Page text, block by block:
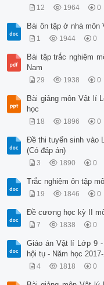
12 1964 0
Bài ôn tập ở nhà
1 1944 0
Bài tập trắc nghiệm
Nam
29 1938 0
Bài giảng môn Vật lí
học
18 1896 0
Đề thi tuyển sinh vào
(Có đáp án)
3 1890 0
Trắc nghiệm ôn tập
19 1846 0
Đề cương học kỳ II
7 1838 0
Giáo án Vật lí Lớp 9
hội tụ - Năm học
4 1818 0